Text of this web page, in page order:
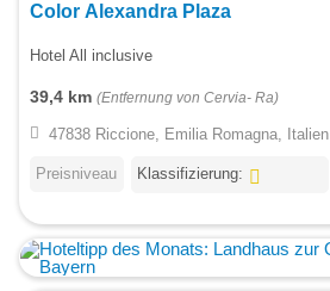
Color Alexandra Plaza
Hotel All inclusive
39,4 km (Entfernung von Cervia- Ra)
47838 Riccione, Emilia Romagna, Italien
Preisniveau Klassifizierung: